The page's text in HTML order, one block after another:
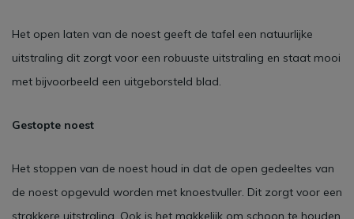
Het open laten van de noest geeft de tafel een natuurlijke
uitstraling dit zorgt voor een robuuste uitstraling en staat mooi
met bijvoorbeeld een uitgeborsteld blad.
Gestopte noest
Het stoppen van de noest houd in dat de open gedeeltes van
de noest opgevuld worden met knoestvuller. Dit zorgt voor een
strakkere uitstraling. Ook is het makkelijk om schoon te houden